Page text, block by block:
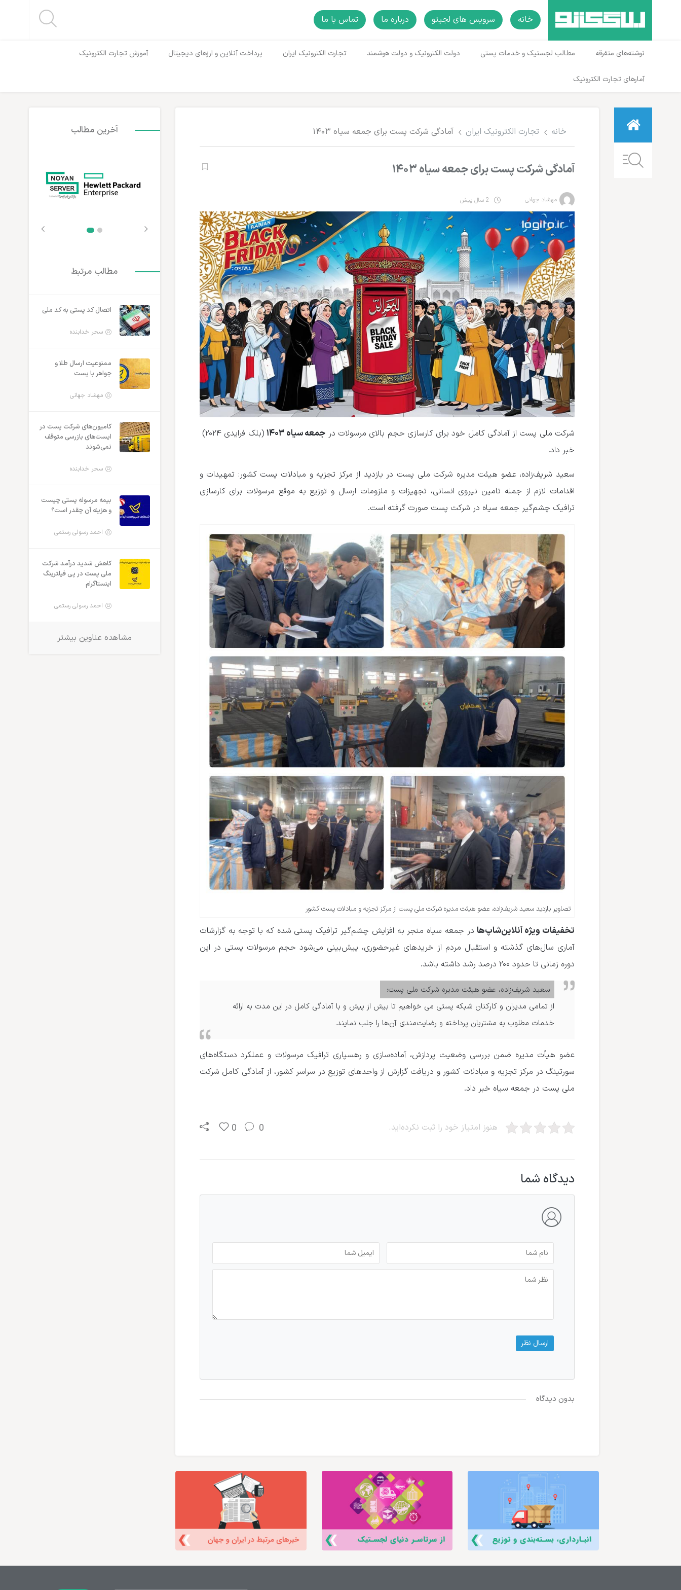
خانه سرویس های لجیتو درباره ما تماس با ما
نوشته‌های متفرقه مطالب لجستیک و خدمات پستی دولت الکترونیک و دولت هوشمند تجارت الکترونیک ایران پرداخت آنلاین و ارزهای دیجیتال آموزش تجارت الکترونیک
آمارهای تجارت الکترونیک
خانه تجارت الکترونیک ایران آمادگی شرکت پست برای جمعه سیاه ۱۴۰۳
آمادگی شرکت پست برای جمعه سیاه ۱۴۰۳
مهشاد جهانی
شرکت ملی پست از آمادگی کامل خود برای کارسازی حجم بالای مرسولات در جمعه سیاه ۱۴۰۳
(بلک فرایدی ۲۰۲۴)
خبر داد.
سعید شریف‌زاده، عضو هیئت مدیره شرکت ملی پست در بازدید از مرکز تجزیه و مبادلات پست کشور: تمهیدات و
اقدامات لازم از جمله تامین نیروی انسانی، تجهیزات و ملزومات ارسال و توزیع به موقع مرسولات برای کارسازی
ترافیک چشم‌گیر جمعه سیاه در شرکت پست صورت گرفته است.
تصاویر بازدید سعید شریف‌زاده، عضو هیئت مدیره شرکت ملی پست از مرکز تجزیه و مبادلات پست کشور
تخفیفات ویژه آنلاین‌شاپ‌هادر جمعه سیاه منجر به افزایش چشم‌گیر ترافیک پستی شده که با توجه به گزارشات
آماری سال‌های گذشته و استقبال مردم از خریدهای غیرحضوری، پیش‌بینی می‌شود حجم مرسولات پستی در این
دوره زمانی تا حدود ۲۰۰ درصد رشد داشته باشد.
سعید شریف‌زاده، عضو هیئت مدیره شرکت ملی پست:
از تمامی مدیران و کارکنان شبکه پستی می خواهیم تا بیش از پیش و با آمادگی کامل در این مدت به ارائه
خدمات مطلوب به مشتریان پرداخته و رضایت‌مندی آن‌ها را جلب نمایند.
عضو هیأت مدیره ضمن بررسی وضعیت پردازش، آماده‌سازی و رهسپاری ترافیک مرسولات و عملکرد دستگاه‌های
سورتینگ در مرکز تجزیه و مبادلات کشور و دریافت گزارش از واحدهای توزیع در سراسر کشور، از آمادگی کامل شرکت
ملی پست در جمعه سیاه خبر داد.
هنوز امتیاز خود را ثبت نکرده‌اید. 0 0
دیدگاه شما
بدون دیدگاه
آخرین مطالب
مطالب مرتبط
اتصال کد پستی به کد ملی
سحر خدابنده
ممنوعیت ارسال طلا و
جواهر با پست
مهشاد جهانی
کامیون‌های شرکت پست در
ایست‌های بازرسی متوقف
نمی‌شوند
سحر خدابنده
بیمه مرسوله پستی چیست
و هزینه آن چقدر است؟
احمد رسولی رستمی
کاهش شدید درآمد شرکت
ملی پست در پی فیلترینگ
اینستاگرام
احمد رسولی رستمی
مشاهده عناوین بیشتر